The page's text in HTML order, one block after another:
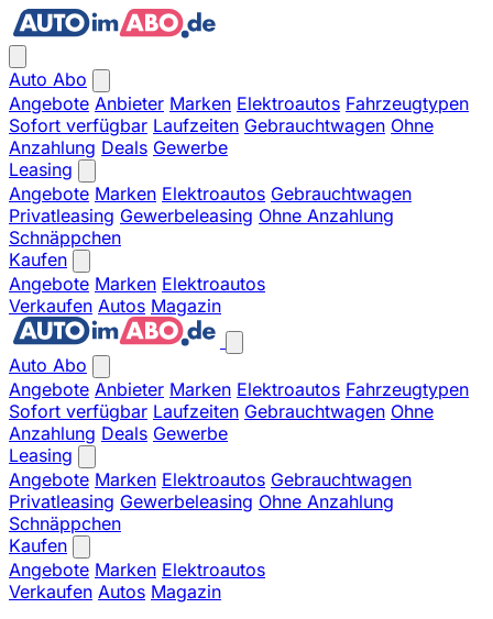
Auto Abo
Angebote Anbieter Marken Elektroautos Fahrzeugtypen
Sofort verfügbar Laufzeiten Gebrauchtwagen Ohne
Anzahlung Deals Gewerbe
Leasing
Angebote Marken Elektroautos Gebrauchtwagen
Privatleasing Gewerbeleasing Ohne Anzahlung
Schnäppchen
Kaufen
Angebote Marken Elektroautos
Verkaufen Autos Magazin
Auto Abo
Angebote Anbieter Marken Elektroautos Fahrzeugtypen
Sofort verfügbar Laufzeiten Gebrauchtwagen Ohne
Anzahlung Deals Gewerbe
Leasing
Angebote Marken Elektroautos Gebrauchtwagen
Privatleasing Gewerbeleasing Ohne Anzahlung
Schnäppchen
Kaufen
Angebote Marken Elektroautos
Verkaufen Autos Magazin